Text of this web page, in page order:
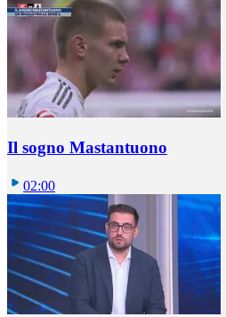
Il sogno Mastantuono
02:00